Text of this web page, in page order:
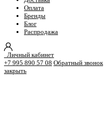
Оплата
Бренды
Блог
Распродажа
Личный кабинет
+7 995 890 57 08 Обратный звонок
закрыть